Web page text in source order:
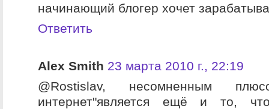
начинающий блогер хочет
Ответить
Alex Smith 23 марта 2010 г., 22:19
@Rostislav, несомненным
интернет"является ещё и то,